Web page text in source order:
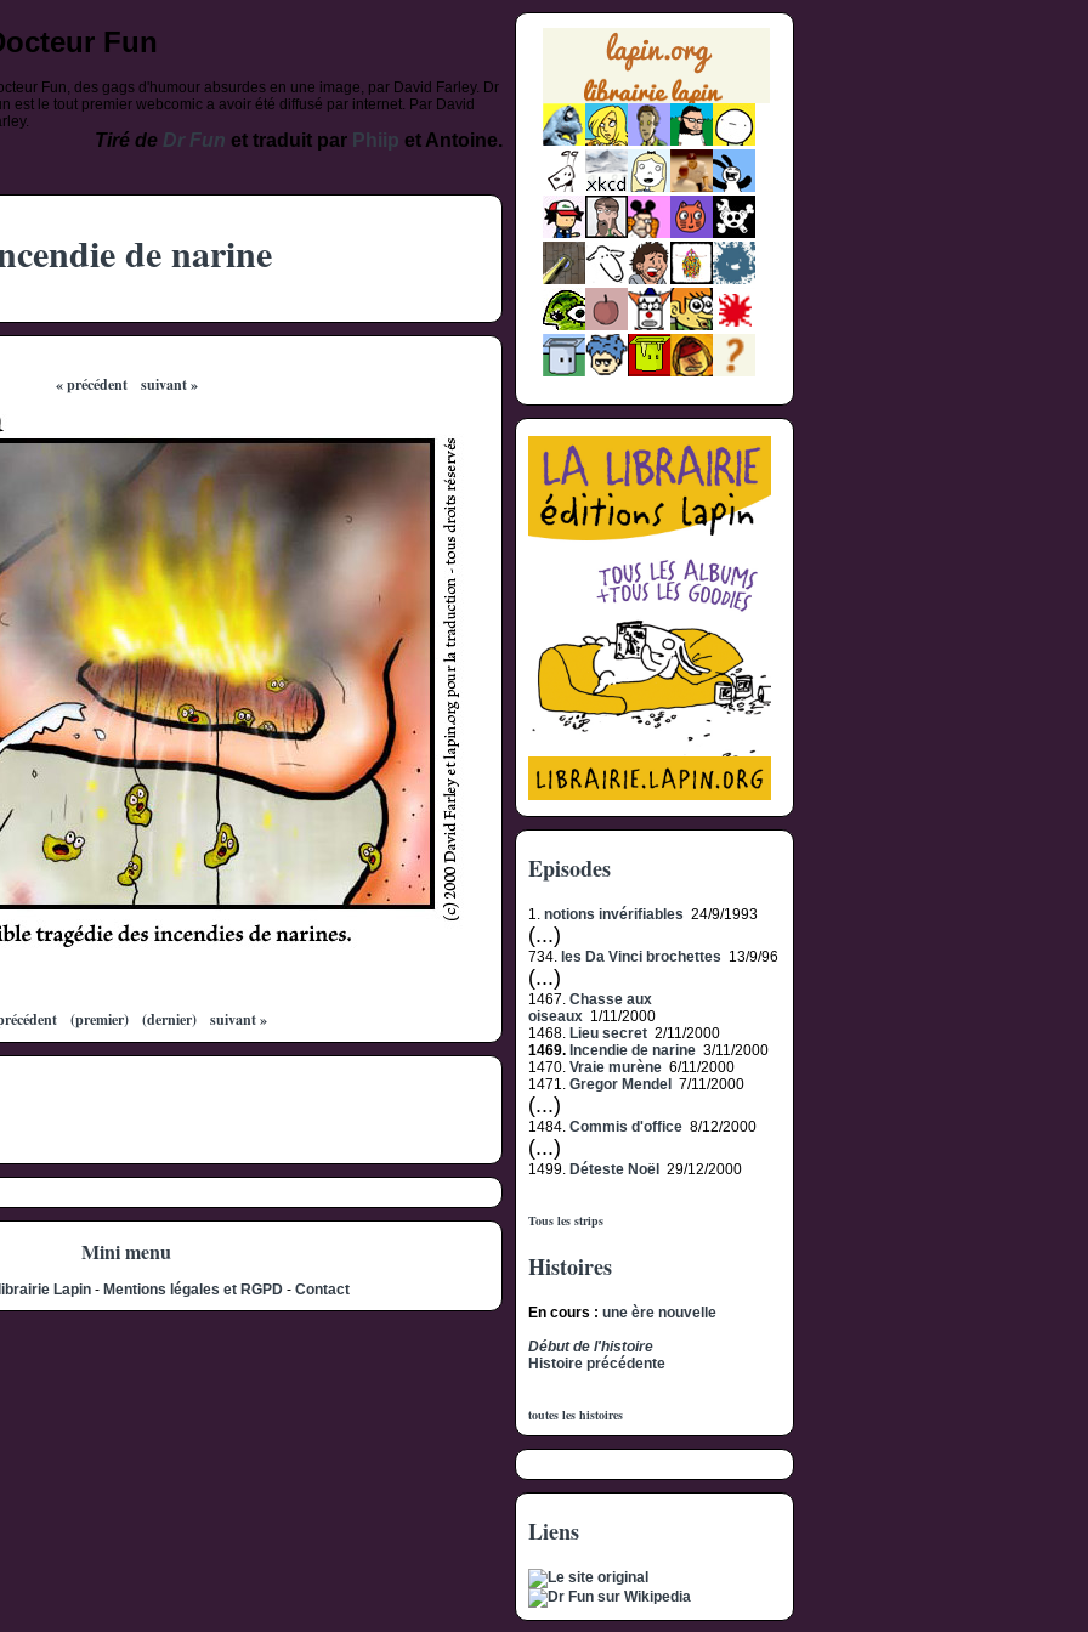
Fun
Fun, des gags d'humour absurdes en une image, par David Farley. Dr
est le tout premier webcomic a avoir été diffusé par internet. Par David
Tiré de Dr Fun et traduit par Phiip et Antoine.
de narine
« précédent suivant »
(premier) (dernier) suivant »
Mini menu
Lapin - Mentions légales et RGPD - Contact
Episodes
1. notions invérifiables 24/9/1993
(...)
734. les Da Vinci brochettes 13/9/96
(...)
1467. Chasse aux
oiseaux 1/11/2000
1468. Lieu secret 2/11/2000
1469. Incendie de narine 3/11/2000
1470. Vraie murène 6/11/2000
1471. Gregor Mendel 7/11/2000
(...)
1484. Commis d'office 8/12/2000
(...)
1499. Déteste Noël 29/12/2000
Tous les strips
Histoires
En cours : une ère nouvelle
Début de l'histoire
Histoire précédente
toutes les histoires
Liens